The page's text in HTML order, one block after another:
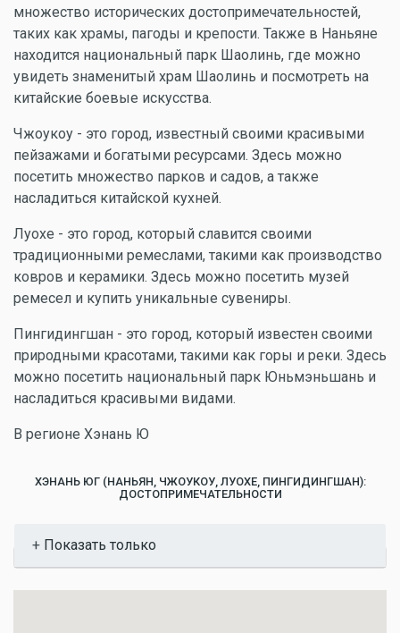
множество исторических достопримечательностей,
таких как храмы, пагоды и крепости. Также в Наньяне
находится национальный парк Шаолинь, где можно
увидеть знаменитый храм Шаолинь и посмотреть на
китайские боевые искусства.
Чжоукоу - это город, известный своими красивыми
пейзажами и богатыми ресурсами. Здесь можно
посетить множество парков и садов, а также
насладиться китайской кухней.
Луохе - это город, который славится своими
традиционными ремеслами, такими как производство
ковров и керамики. Здесь можно посетить музей
ремесел и купить уникальные сувениры.
Пингидингшан - это город, который известен своими
природными красотами, такими как горы и реки. Здесь
можно посетить национальный парк Юньмэньшань и
насладиться красивыми видами.
В регионе Хэнань Ю
ХЭНАНЬ ЮГ (НАНЬЯН, ЧЖОУКОУ, ЛУОХЕ, ПИНГИДИНГШАН):
ДОСТОПРИМЕЧАТЕЛЬНОСТИ
Показать
Показать только